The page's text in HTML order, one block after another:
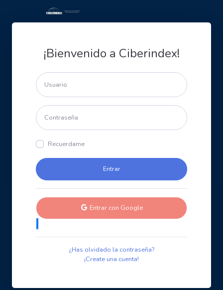
¡Bienvenido a Ciberindex!
Recuerdame
Entrar con Google
¿Has olvidado la contraseña?
¡Create una cuenta!